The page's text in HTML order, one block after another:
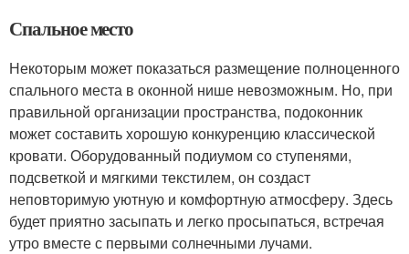
Спальное место
Некоторым может показаться размещение полноценного
спального места в оконной нише невозможным. Но, при
правильной организации пространства, подоконник
может составить хорошую конкуренцию классической
кровати. Оборудованный подиумом со ступенями,
подсветкой и мягкими текстилем, он создаст
неповторимую уютную и комфортную атмосферу. Здесь
будет приятно засыпать и легко просыпаться, встречая
утро вместе с первыми солнечными лучами.